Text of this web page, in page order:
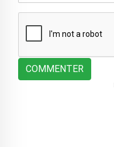
COMMENTER